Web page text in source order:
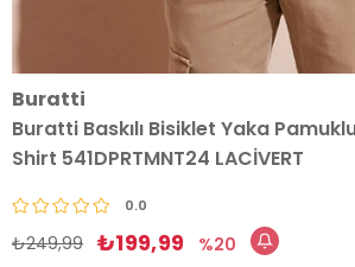
Buratti
Buratti Baskılı Bisiklet Yaka
Shirt 541DPRTMNT24 LACİVERT
0.0
₺249,99 ₺199,99
20